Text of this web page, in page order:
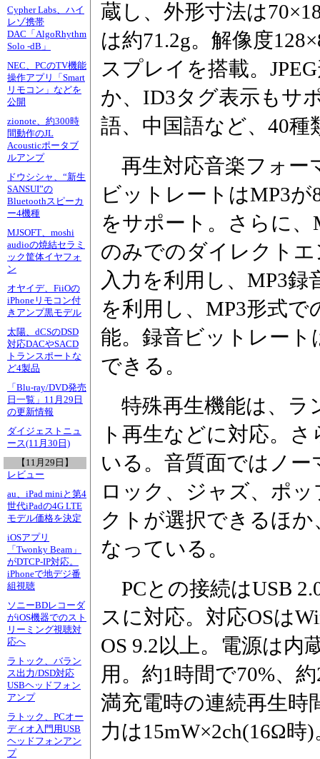
Cypher Labs、ハイ
レゾ携帯
DAC「AlgoRhythm
Solo -dB」
NEC、PCのTV機能
操作アプリ「Smart
リモコン」などを
公開
zionote、約300時
間動作のJL
Acousticポータブ
ルアンプ
ドウシシャ、“新生
SANSUI”の
Bluetoothスピーカ
ー4機種
MJSOFT、moshi
audioの焼結セラミ
ック筐体イヤフォ
ン
オヤイデ、FiiOの
iPhoneリモコン付
きアンプ黒モデル
太陽、dCSのDSD
対応DACやSACD
トランスポートな
ど4製品
「Blu-ray/DVD発売
日一覧」11月29日
の更新情報
ダイジェストニュ
ース(11月30日)
【11月29日】
レビュー
au、iPad miniと第4
世代iPadの4G LTE
モデル価格を決定
iOSアプリ
「Twonky Beam」
がDTCP-IP対応。
iPhoneで地デジ番
組視聴
ソニーBDレコーダ
がiOS機器でのスト
リーミング視聴対
応へ
ラトック、バラン
ス出力/DSD対応
USBヘッドフォン
アンプ
ラトック、PCオー
ディオ入門用USB
ヘッドフォンアン
プ
蔵し、外形寸法は
は約71.2g。解像度
スプレイを搭載。
か、ID3タグ表示もサ
語、中国語など、40
再生対応音楽フォー
ビットレートはMP3が
をサポート。さらに
のみでのダイレクト
入力を利用し、MP3
を利用し、MP3形式
能。録音ビットレート
できる。
特殊再生機能は、ラ
ト再生などに対応。
いる。音質面ではノ
ロック、ジャズ、ポ
クトが選択できるほ
なっている。
PCとの接続はUSB
スに対応。対応OSは
OS 9.2以上。電源は内
用。約1時間で70%、
満充電時の連続再生時
力は15mW×2ch(16Ω時)